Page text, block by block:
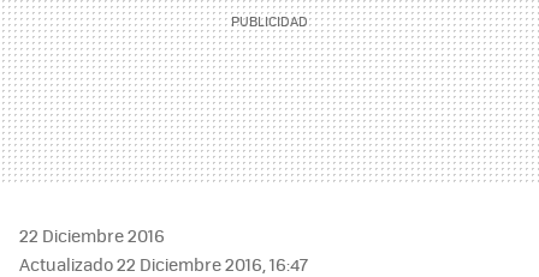
22 Diciembre 2016
Actualizado 22 Diciembre 2016, 16:47